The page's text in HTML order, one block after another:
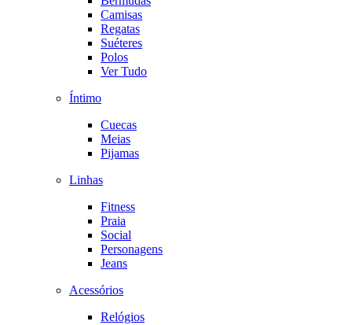
Camisas
Regatas
Suéteres
Polos
Ver Tudo
Íntimo
Cuecas
Meias
Pijamas
Linhas
Fitness
Praia
Social
Personagens
Jeans
Acessórios
Relógios